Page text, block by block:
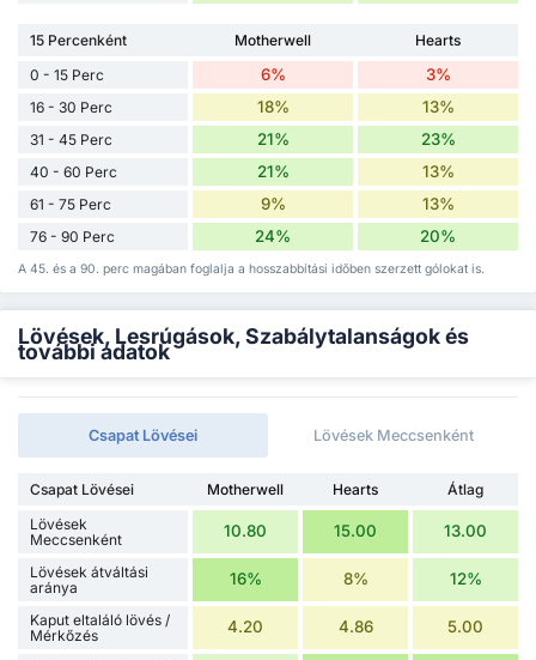
15 Percenként Motherwell
Hearts
0 - 15 Perc
6% 3%
16 - 30 Perc 18% 13%
31 - 45 Perc 21% 23%
40 - 60 Perc 21% 13%
61 - 75 Perc 9% 13%
76 - 90 Perc 24% 20%
A 45. és a 90. perc magában foglalja a hosszabbítási időben szerzett gólokat is.
Lövések, Lesrúgások, Szabálytalanságok és
további adatok
Csapat Lövései Lövések Meccsenként
Csapat Lövései Motherwell Hearts
Átlag
Lövések
Meccsenként
10.80 15.00 13.00
Lövések átváltási
aránya
16% 8% 12%
Kaput eltaláló lövés /
Mérkőzés
4.20 4.86 5.00